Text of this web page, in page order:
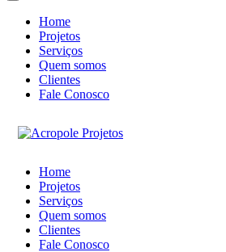
Home
Projetos
Serviços
Quem somos
Clientes
Fale Conosco
Home
Projetos
Serviços
Quem somos
Clientes
Fale Conosco